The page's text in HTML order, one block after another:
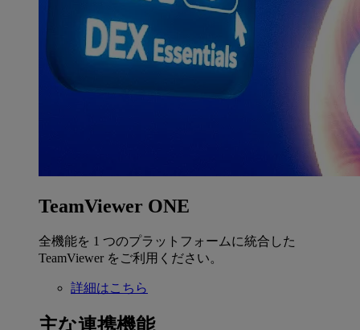
TeamViewer ONE
全機能を 1 つのプラットフォームに統合した
TeamViewer をご利用ください。
詳細はこちら
主な連携機能